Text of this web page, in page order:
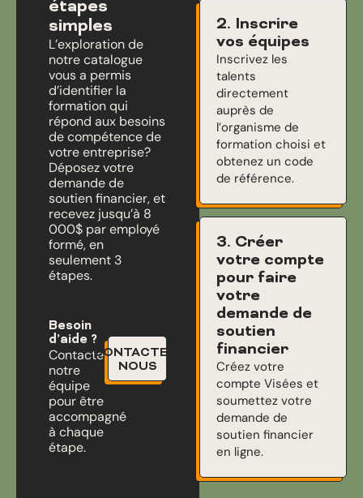
étapes
simples
L’exploration de
notre catalogue
vous a permis
d’identifier la
formation qui
répond aux besoins
de compétence de
votre entreprise?
Déposez votre
demande de
soutien financier, et
recevez jusqu’à 8
000$ par employé
formé, en
seulement 3
étapes.
Besoin
d’aide ?
Contactez
notre
équipe
pour être
accompagné
à chaque
étape.
CONTACTEZ-
NOUS
2. Inscrire
vos équipes
Inscrivez les
talents
directement
auprès de
l’organisme de
formation choisi et
obtenez un code
de référence.
3. Créer
votre compte
pour faire
votre
demande de
soutien
financier
Créez votre
compte Visées et
soumettez votre
demande de
soutien financier
en ligne.